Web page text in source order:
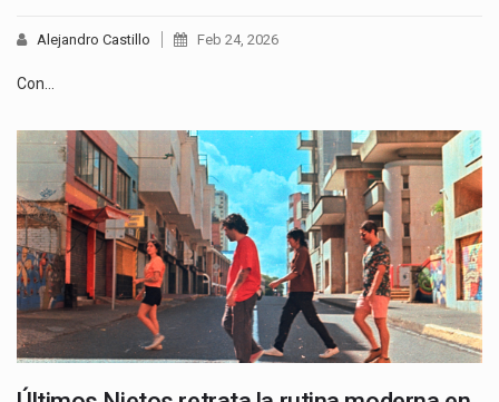
Alejandro Castillo Feb 24, 2026
Con…